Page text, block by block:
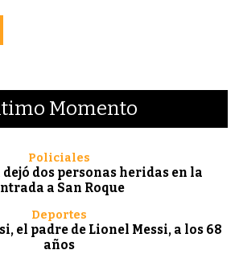
Momento
dos personas heridas en la
a San Roque
Policiales
el padre de Lionel Messi, a los 68
años
Deportes